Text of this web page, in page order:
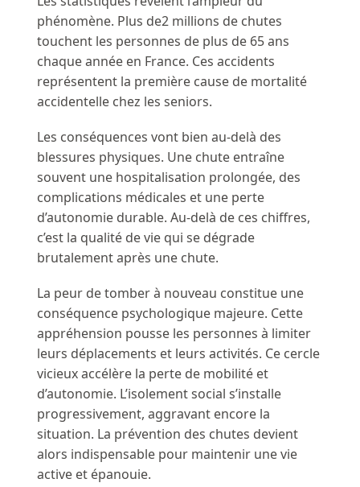
phénomène. Plus de2 millions de chutes
touchent les personnes de plus de 65 ans
chaque année en France. Ces accidents
représentent la première cause de mortalité
accidentelle chez les seniors.
Les conséquences vont bien au-delà des
blessures physiques. Une chute entraîne
souvent une hospitalisation prolongée, des
complications médicales et une perte
d’autonomie durable. Au-delà de ces chiffres,
c’est la qualité de vie qui se dégrade
brutalement après une chute.
La peur de tomber à nouveau constitue une
conséquence psychologique majeure. Cette
appréhension pousse les personnes à limiter
leurs déplacements et leurs activités. Ce cercle
vicieux accélère la perte de mobilité et
d’autonomie. L’isolement social s’installe
progressivement, aggravant encore la
situation. La prévention des chutes devient
alors indispensable pour maintenir une vie
active et épanouie.